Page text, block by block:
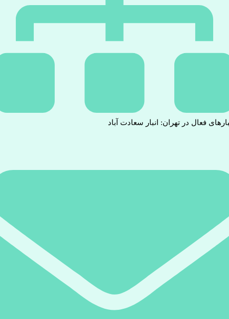
فعال در تهران: انبار سعادت آباد